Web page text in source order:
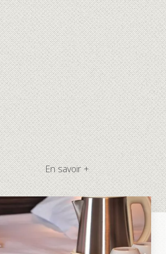
En savoir +